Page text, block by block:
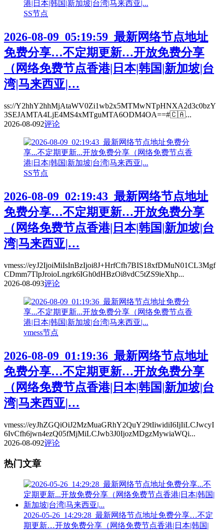
SS节点
2026-08-09_05:19:59_最新网络节点地址
免费分享…不定期更新…开放免费分享
（网络免费节点香港|日本|韩国|新加坡|台
湾|马来西亚|…
ss://Y2hhY2hhMjAtaWV0Zi1wb2x5MTMwNTpHNXA2d3c0bzY
3SEJAMTA4LjE4MS4xMTguMTA6ODM4OA==#🇨🇦...
2026-08-092评论
SS节点
2026-08-09_02:19:43_最新网络节点地址
免费分享…不定期更新…开放免费分享
（网络免费节点香港|日本|韩国|新加坡|台
湾|马来西亚|…
vmess://eyJ2IjoiMiIsInBzIjoi8J+HrfCfh7BIS18xfDMuN01CL3Mgf
CDmm7TlpJroioLngrk6IGh0dHBzOi8vdC5tZS9ieXhp...
2026-08-093评论
vmess节点
2026-08-09_01:19:36_最新网络节点地址
免费分享…不定期更新…开放免费分享
（网络免费节点香港|日本|韩国|新加坡|台
湾|马来西亚|…
vmess://eyJhZGQiOiJ2MzMuaGRhY2QuY29tIiwidiI6IjIiLCJwcyI
6IvCfh6jwn4ezQ05fMjMiLCJwb3J0IjozMDgzMywiaWQi...
2026-08-092评论
热门文章
2026-05-26_14:29:28_最新网络节点地址免费分享…不定
期更新…开放免费分享（网络免费节点香港|日本|韩国|